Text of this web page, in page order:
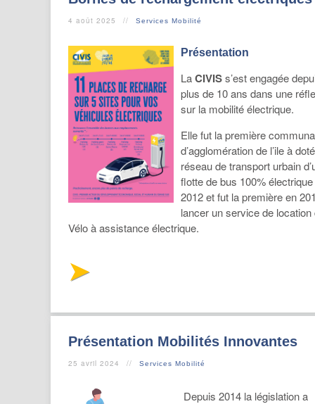
4 août 2025 Services Mobilité
Présentation
LaCIVISs’est engagée
plus de 10 ans dans une
sur la mobilité électrique.
Elle fut la première
d’agglomération de l’ile à
réseau de transport urbain
flotte de bus 100%
2012 et fut la première en
lancer un service de location
Vélo à assistance électrique.
Présentation Mobilités Innovantes
25 avril 2024 Services Mobilité
Depuis 2014 la législation a